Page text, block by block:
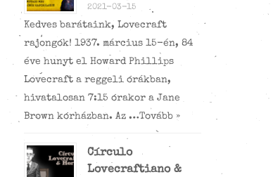
2021-03-15
Kedves barátaink, Lovecraft
rajongók! 1937. március 15-én, 84
éve hunyt el Howard Phillips
Lovecraft a reggeli órákban,
hivatalosan 7:15 órakor a Jane
Brown kórházban. Az …Tovább »
Círculo
Lovecraftiano &